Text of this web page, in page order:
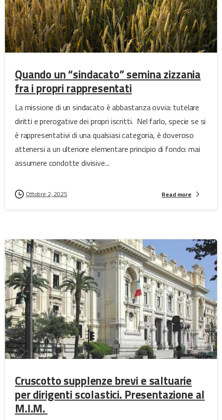
Quando un “sindacato” semina zizzania
fra i propri rappresentati
La missione di un sindacato è abbastanza ovvia: tutelare
diritti e prerogative dei propri iscritti. Nel farlo, specie se si
è rappresentativi di una qualsiasi categoria, è doveroso
attenersi a un ulteriore elementare principio di fondo: mai
assumere condotte divisive...
Ottobre 2, 2025 Read more
Cruscotto supplenze brevi e saltuarie
per dirigenti scolastici. Presentazione al
M.I.M.